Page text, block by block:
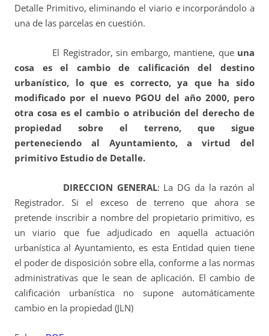
Detalle Primitivo, eliminando el viario e incorporándolo a
una de las parcelas en cuestión.
El Registrador, sin embargo, mantiene, queuna
cosa es el cambio de calificación del destino
urbanístico, lo que es correcto, ya que ha sido
modificado por el nuevo PGOU del año 2000, pero
otra cosa es el cambio o atribución del derecho de
propiedad sobre el terreno, que sigue
perteneciendo al Ayuntamiento, a virtud del
primitivo Estudio de Detalle.
DIRECCION GENERAL: La DG da la razón al
Registrador. Si el exceso de terreno que ahora se
pretende inscribir a nombre del propietario primitivo, es
un viario que fue adjudicado en aquella actuación
urbanística al Ayuntamiento, es esta Entidad quien tiene
el poder de disposición sobre ella, conforme a las normas
administrativas que le sean de aplicación. El cambio de
calificación urbanística no supone automáticamente
cambio en la propiedad (JLN)